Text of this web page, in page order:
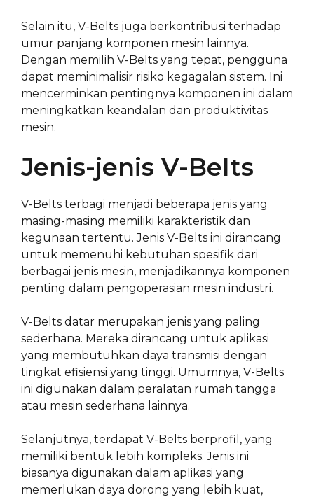
Selain itu, V-Belts juga berkontribusi terhadap
umur panjang komponen mesin lainnya.
Dengan memilih V-Belts yang tepat, pengguna
dapat meminimalisir risiko kegagalan sistem. Ini
mencerminkan pentingnya komponen ini dalam
meningkatkan keandalan dan produktivitas
mesin.
Jenis-jenis V-Belts
V-Belts terbagi menjadi beberapa jenis yang
masing-masing memiliki karakteristik dan
kegunaan tertentu. Jenis V-Belts ini dirancang
untuk memenuhi kebutuhan spesifik dari
berbagai jenis mesin, menjadikannya komponen
penting dalam pengoperasian mesin industri.
V-Belts datar merupakan jenis yang paling
sederhana. Mereka dirancang untuk aplikasi
yang membutuhkan daya transmisi dengan
tingkat efisiensi yang tinggi. Umumnya, V-Belts
ini digunakan dalam peralatan rumah tangga
atau mesin sederhana lainnya.
Selanjutnya, terdapat V-Belts berprofil, yang
memiliki bentuk lebih kompleks. Jenis ini
biasanya digunakan dalam aplikasi yang
memerlukan daya dorong yang lebih kuat,